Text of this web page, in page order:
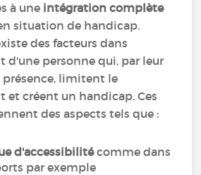
à une intégration complète
situation de handicap.
des facteurs dans
d'une personne qui, par leur
présence, limitent le
créent un handicap. Ces
des aspects tels que :
d'accessibilitécomme dans
par exemple